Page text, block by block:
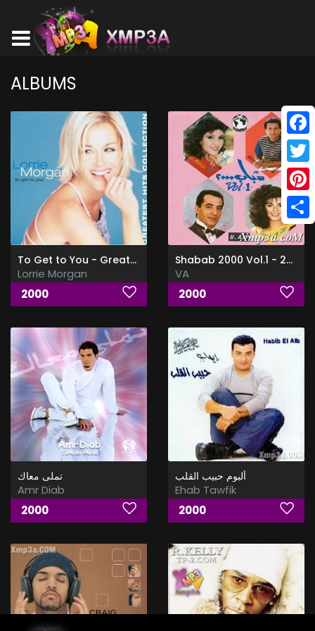
ALBUMS
To Get to You - Greatest Hits Collection
Lorrie Morgan
2000
Shabab 2000 Vol.1 - شباب 2000
VA
2000
تملى معاك
Amr Diab
2000
ألبوم حبيب القلب
Ehab Tawfik
2000